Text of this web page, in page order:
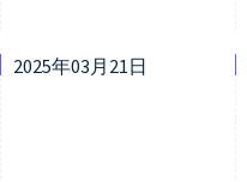
2025年03月21日